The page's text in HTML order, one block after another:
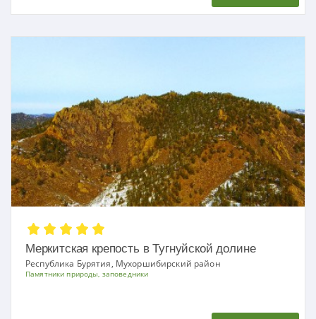
Меркитская крепость в Тугнуйской долине
Республика Бурятия, Мухоршибирский район
Памятники природы, заповедники